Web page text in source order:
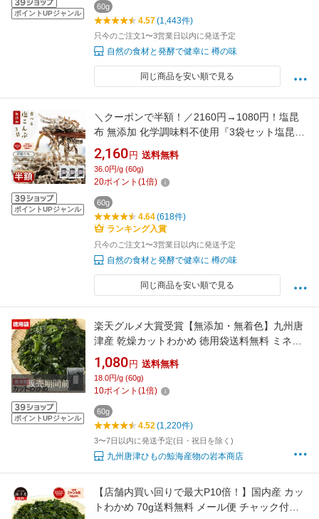
ポイントUPジャンル
60g
4.57(1,443件)
只今のご注文1〜3営業日以内に発送予定
自然の食材と発酵で健幸に 樽の味
同じ商品を安い順で見る
ポイントUPジャンル
＼クーポンで半額！／2160円→1080円！塩昆
布 無添加 化学調味料不使用『3袋セット塩昆
布』 塩こんぶ しおこんぶ 食べ物 食品 グルメ
樽の味 人気 おすすめ【メール便対応1通2セッ
トまで】メール便専用 時短
2,160 円 送料無料
36.0円/g (60g)
20ポイント (1倍)
60g
4.64(618件)
ランキング入賞
只今のご注文1〜3営業日以内に発送予定
自然の食材と発酵で健幸に 樽の味
同じ商品を安い順で見る
販売期間前
ポイントUPジャンル
楽天グルメ大賞受賞【無添加・無着色】九州唐
津産 乾燥カットわかめ 徳用袋送料無料 ミネラ
ル ビタミン カルシウム 食物繊維 ワカメ 若布
乾燥わかめ
1,080 円 送料無料
18.0円/g (60g)
10ポイント (1倍)
60g
4.52(1,220件)
3〜7日以内に発送予定(日・祝日を除く)
九州唐津ひもの鯨海産物の岩本商店
【店舗内買い回りで最大P10倍！】国内産 カッ
トわかめ 70g送料無料 メール便 チャック付袋